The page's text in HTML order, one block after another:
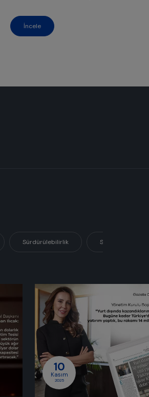
İncele
Sürdürülebilirlik Sosyal Sorumluluk
10
Kasım
2025